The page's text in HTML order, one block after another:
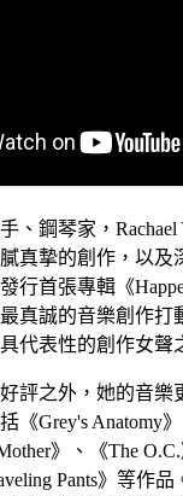
、鋼琴家，Rachael
真摯的創作，以及
行首張專輯《
真誠的音樂創作打
代表性的創作女聲
評之外，她的音樂
《Grey's Anatomy
》、《The
Pants》等作